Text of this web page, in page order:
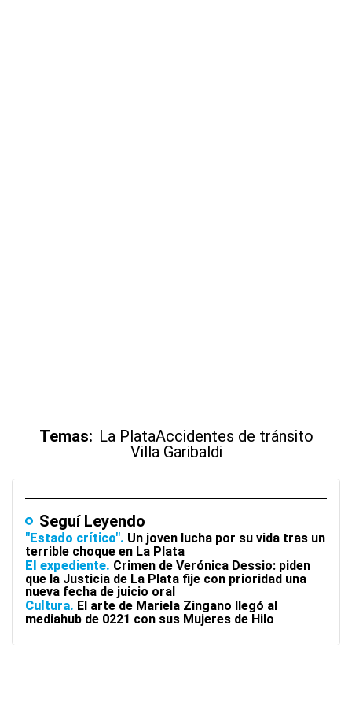
Temas: La PlataAccidentes de tránsito
Villa Garibaldi
Seguí Leyendo
"Estado crítico" Un joven lucha por su vida tras un
terrible choque en La Plata
El expediente Crimen de Verónica Dessio: piden
que la Justicia de La Plata fije con prioridad una
nueva fecha de juicio oral
Cultura El arte de Mariela Zingano llegó al
mediahub de 0221 con sus Mujeres de Hilo